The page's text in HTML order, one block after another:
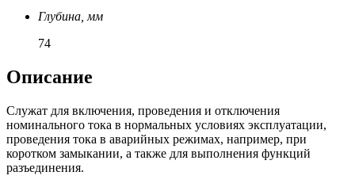
Глубина, мм
74
Описание
Служат для включения, проведения и отключения
номинального тока в нормальных условиях эксплуатации,
проведения тока в аварийных режимах, например, при
коротком замыкании, а также для выполнения функций
разъединения.